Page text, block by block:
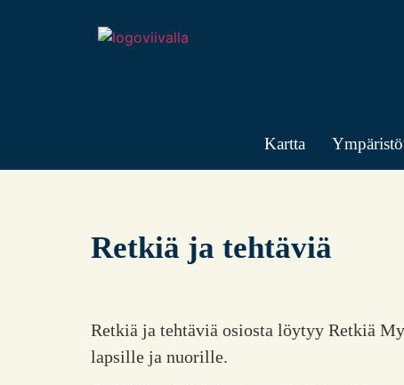
Kartta
Retkiä ja tehtäviä
Retkiä ja tehtäviä osiosta löytyy Retkiä
lapsille ja nuorille.